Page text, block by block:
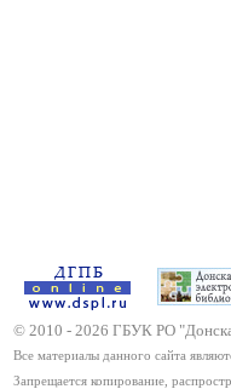
© 2010 - 2026 ГБУК РО
Все материалы данного сайта
Запрещается копирование,